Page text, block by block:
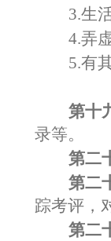
3.生
4.弄
5.有
第十
录等。
第二
第二
踪考评，
第二